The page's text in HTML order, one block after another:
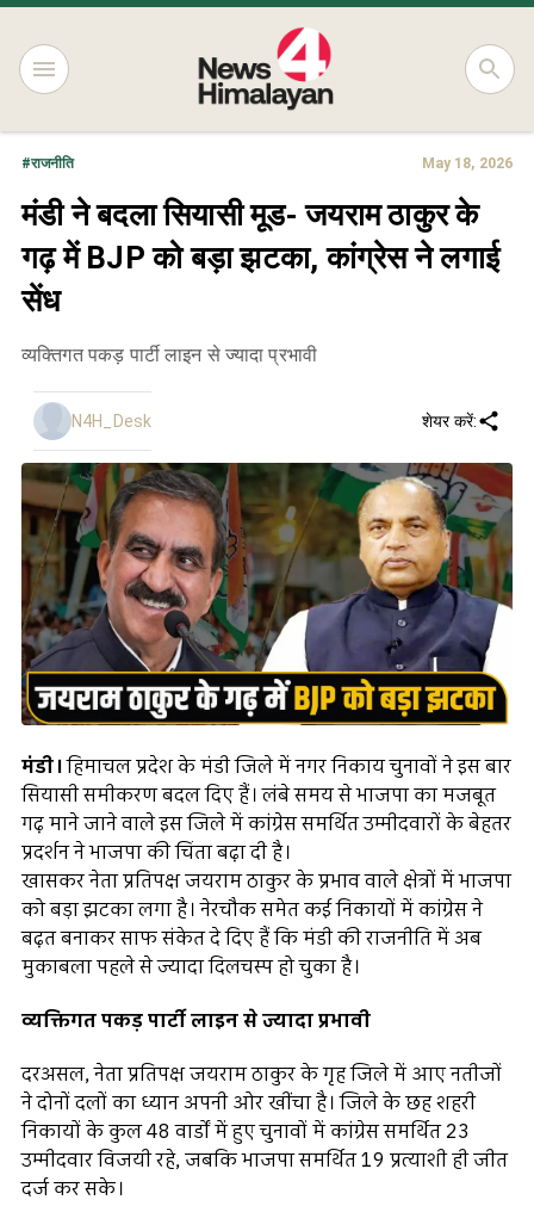
#राजनीति May 18, 2026
मंडी ने बदला सियासी मूड- जयराम ठाकुर के
गढ़ में BJP को बड़ा झटका, कांग्रेस ने लगाई
सेंध
व्यक्तिगत पकड़ पार्टी लाइन से ज्यादा प्रभावी
N4H_Desk शेयर करें:
मंडी।हिमाचल प्रदेश के मंडी जिले में नगर निकाय चुनावों ने इस बार
सियासी समीकरण बदल दिए हैं। लंबे समय से भाजपा का मजबूत
गढ़ माने जाने वाले इस जिले में कांग्रेस समर्थित उम्मीदवारों के बेहतर
प्रदर्शन ने भाजपा की चिंता बढ़ा दी है।
खासकर नेता प्रतिपक्ष जयराम ठाकुर के प्रभाव वाले क्षेत्रों में भाजपा
को बड़ा झटका लगा है। नेरचौक समेत कई निकायों में कांग्रेस ने
बढ़त बनाकर साफ संकेत दे दिए हैं कि मंडी की राजनीति में अब
मुकाबला पहले से ज्यादा दिलचस्प हो चुका है।
व्यक्तिगत पकड़ पार्टी लाइन से ज्यादा प्रभावी
दरअसल, नेता प्रतिपक्ष जयराम ठाकुर के गृह जिले में आए नतीजों
ने दोनों दलों का ध्यान अपनी ओर खींचा है। जिले के छह शहरी
निकायों के कुल 48 वार्डों में हुए चुनावों में कांग्रेस समर्थित 23
उम्मीदवार विजयी रहे, जबकि भाजपा समर्थित 19 प्रत्याशी ही जीत
दर्ज कर सके।